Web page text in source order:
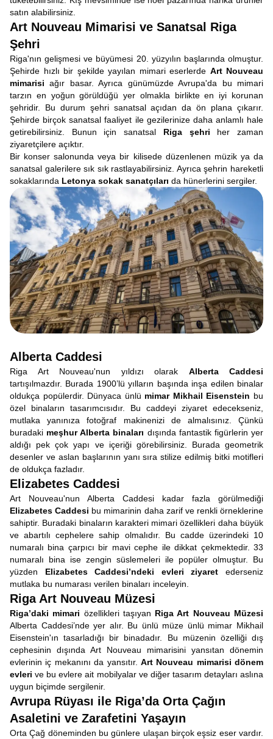
satın alabilirsiniz.
Art Nouveau Mimarisi ve Sanatsal Riga
Şehri
Riga'nın gelişmesi ve büyümesi 20. yüzyılın başlarında olmuştur.
Şehirde hızlı bir şekilde yayılan mimari eserlerde Art Nouveau
mimarisi ağır basar. Ayrıca günümüzde Avrupa'da bu mimari
tarzın en yoğun görüldüğü yer olmakla birlikte en iyi korunan
şehridir. Bu durum şehri sanatsal açıdan da ön plana çıkarır.
Şehirde birçok sanatsal faaliyet ile gezilerinize daha anlamlı hale
getirebilirsiniz. Bunun için sanatsal Riga şehri her zaman
ziyaretçilere açıktır.
Bir konser salonunda veya bir kilisede düzenlenen müzik ya da
sanatsal galerilere sık sık rastlayabilirsiniz. Ayrıca şehrin hareketli
sokaklarında Letonya sokak sanatçıları da hünerlerini sergiler.
Alberta Caddesi
Riga Art Nouveau'nun yıldızı olarak Alberta Caddesi
tartışılmazdır. Burada 1900’lü yılların başında inşa edilen binalar
oldukça popülerdir. Dünyaca ünlü mimar Mikhail Eisenstein bu
özel binaların tasarımcısıdır. Bu caddeyi ziyaret edecekseniz,
mutlaka yanınıza fotoğraf makinenizi de almalısınız. Çünkü
buradaki meşhur Alberta binaları dışında fantastik figürlerin yer
aldığı pek çok yapı ve içeriği görebilirsiniz. Burada geometrik
desenler ve aslan başlarının yanı sıra stilize edilmiş bitki motifleri
de oldukça fazladır.
Elizabetes Caddesi
Art Nouveau'nun Alberta Caddesi kadar fazla görülmediği
Elizabetes Caddesi bu mimarinin daha zarif ve renkli örneklerine
sahiptir. Buradaki binaların karakteri mimari özellikleri daha büyük
ve abartılı cephelere sahip olmalıdır. Bu cadde üzerindeki 10
numaralı bina çarpıcı bir mavi cephe ile dikkat çekmektedir. 33
numaralı bina ise zengin süslemeleri ile popüler olmuştur. Bu
yüzden Elizabetes Caddesi’ndeki evleri ziyaret ederseniz
mutlaka bu numarası verilen binaları inceleyin.
Riga Art Nouveau Müzesi
Riga’daki mimari özellikleri taşıyan Riga Art Nouveau Müzesi
Alberta Caddesi’nde yer alır. Bu ünlü müze ünlü mimar Mikhail
Eisenstein'ın tasarladığı bir binadadır. Bu müzenin özelliği dış
cephesinin dışında Art Nouveau mimarisini yansıtan dönemin
evlerinin iç mekanını da yansıtır. Art Nouveau mimarisi dönem
evlerive bu evlere ait mobilyalar ve diğer tasarım detayları aslına
uygun biçimde sergilenir.
Avrupa Rüyası ile Riga’da Orta Çağın
Asaletini ve Zarafetini Yaşayın
Orta Çağ döneminden bu günlere ulaşan birçok eşsiz eser vardır.